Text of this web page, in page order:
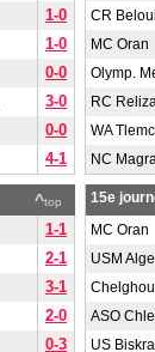
1-0
1-0
0-0
3-0
0-0
4-1
CR
MC Oran
Olymp.
RC
WA
NC
^top
1-1
2-1
3-1
2-0
0-3
15e
MC Oran
USM
ASO
US Biskra